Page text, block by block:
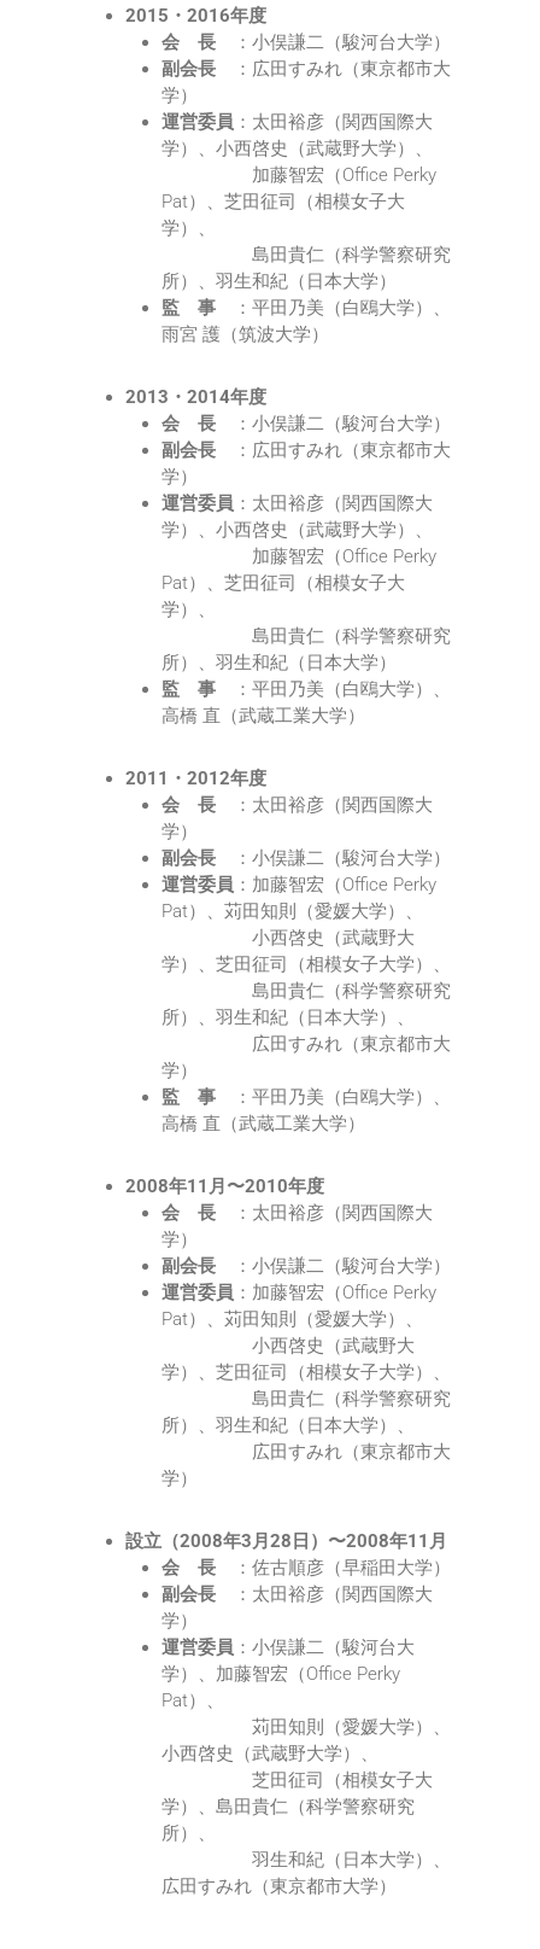
2015・2016年度
会 長 ：小俣謙二（駿河台大学）
副会長 ：広田すみれ（東京都市大
学）
運営委員 ：太田裕彦（関西国際大
学）、小西啓史（武蔵野大学）、
加藤智宏（Office Perky
Pat）、芝田征司（相模女子大
学）、
島田貴仁（科学警察研究
所）、羽生和紀（日本大学）
監 事 ：平田乃美（白鴎大学）、
雨宮 護（筑波大学）
2013・2014年度
会 長 ：小俣謙二（駿河台大学）
副会長 ：広田すみれ（東京都市大
学）
運営委員 ：太田裕彦（関西国際大
学）、小西啓史（武蔵野大学）、
加藤智宏（Office Perky
Pat）、芝田征司（相模女子大
学）、
島田貴仁（科学警察研究
所）、羽生和紀（日本大学）
監 事 ：平田乃美（白鴎大学）、
高橋 直（武蔵工業大学）
2011・2012年度
会 長 ：太田裕彦（関西国際大
学）
副会長 ：小俣謙二（駿河台大学）
運営委員 ：加藤智宏（Office Perky
Pat）、苅田知則（愛媛大学）、
小西啓史（武蔵野大
学）、芝田征司（相模女子大学）、
島田貴仁（科学警察研究
所）、羽生和紀（日本大学）、
広田すみれ（東京都市大
学）
監 事
：平田乃美（白鴎大学）、
高橋 直（武蔵工業大学）
2008年11月〜2010年度
会 長 ：太田裕彦（関西国際大
学）
副会長 ：小俣謙二（駿河台大学）
運営委員 ：加藤智宏（Office Perky
Pat）、苅田知則（愛媛大学）、
小西啓史（武蔵野大
学）、芝田征司（相模女子大学）、
島田貴仁（科学警察研究
所）、羽生和紀（日本大学）、
広田すみれ（東京都市大
学）
設立（2008年3月28日）〜2008年11月
会 長 ：佐古順彦（早稲田大学）
副会長 ：太田裕彦（関西国際大
学）
運営委員 ：小俣謙二（駿河台大
学）、加藤智宏（Office Perky
Pat）、
苅田知則（愛媛大学）、
小西啓史（武蔵野大学）、
芝田征司（相模女子大
学）、島田貴仁（科学警察研究
所）、
羽生和紀（日本大学）、
広田すみれ（東京都市大学）